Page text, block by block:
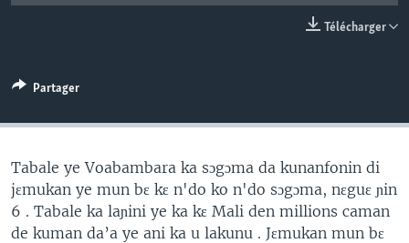
Télécharger
Partager
Tabale ye Voabambara ka sɔgɔma da kunanfonin di
jɛmukan ye mun bɛ kɛ n'do ko n'do sɔgɔma, nɛguɛ ɲin
6 . Tabale ka laɲini ye ka kɛ Mali den millions caman
de kuman da’a ye ani ka u lakunu . Jɛmukan mun bɛ